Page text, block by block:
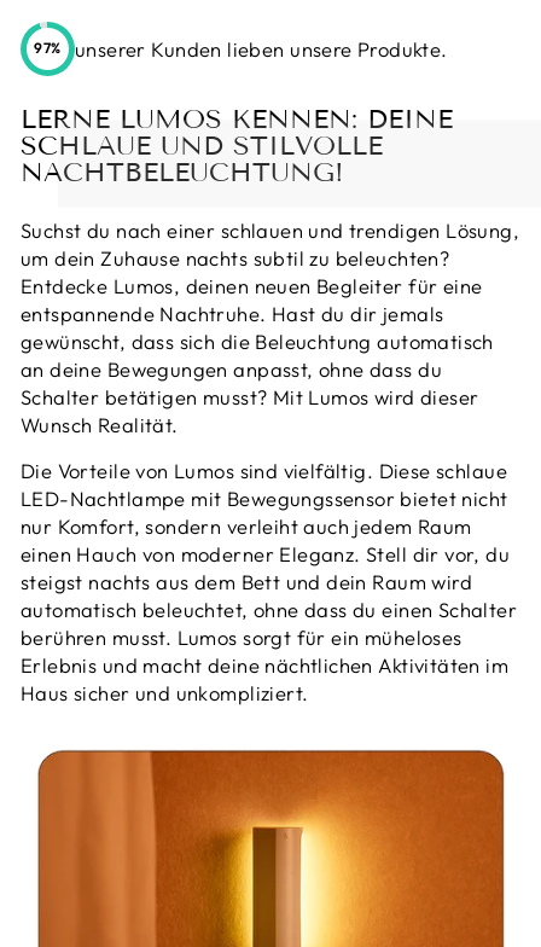
97% unserer Kunden lieben unsere Produkte.
LERNE LUMOS KENNEN: DEINE
SCHLAUE UND STILVOLLE
NACHTBELEUCHTUNG!
Suchst du nach einer schlauen und trendigen Lösung,
um dein Zuhause nachts subtil zu beleuchten?
Entdecke Lumos, deinen neuen Begleiter für eine
entspannende Nachtruhe. Hast du dir jemals
gewünscht, dass sich die Beleuchtung automatisch
an deine Bewegungen anpasst, ohne dass du
Schalter betätigen musst? Mit Lumos wird dieser
Wunsch Realität.
Die Vorteile von Lumos sind vielfältig. Diese schlaue
LED-Nachtlampe mit Bewegungssensor bietet nicht
nur Komfort, sondern verleiht auch jedem Raum
einen Hauch von moderner Eleganz. Stell dir vor, du
steigst nachts aus dem Bett und dein Raum wird
automatisch beleuchtet, ohne dass du einen Schalter
berühren musst. Lumos sorgt für ein müheloses
Erlebnis und macht deine nächtlichen Aktivitäten im
Haus sicher und unkompliziert.